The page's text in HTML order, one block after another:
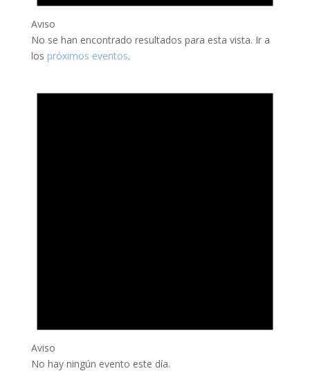
Aviso
No se han encontrado resultados para esta vista. Ir a
los próximos eventos.
Aviso
No hay ningún evento este día.